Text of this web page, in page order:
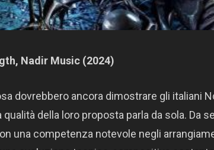
Nadir Music (2024)
dovrebbero ancora dimostrare gli italiani
della loro proposta parla da sola. Da
una competenza notevole negli